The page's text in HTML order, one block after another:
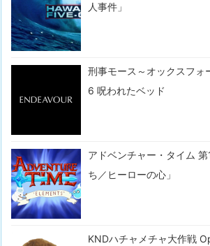
人事件」
刑事モース～オックスフォ
6 呪われたベッド
アドベンチャー・タイム
ち／ヒーローの心」
KNDハチャメチャ大作戦